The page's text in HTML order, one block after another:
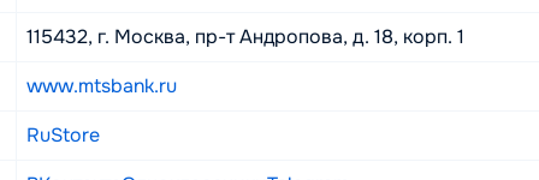
115432, г. Москва, пр-т Андропова, д. 18, корп. 1
www.mtsbank.ru
RuStore
каналы;
800 250-05-00. После закрытия рекомендуется